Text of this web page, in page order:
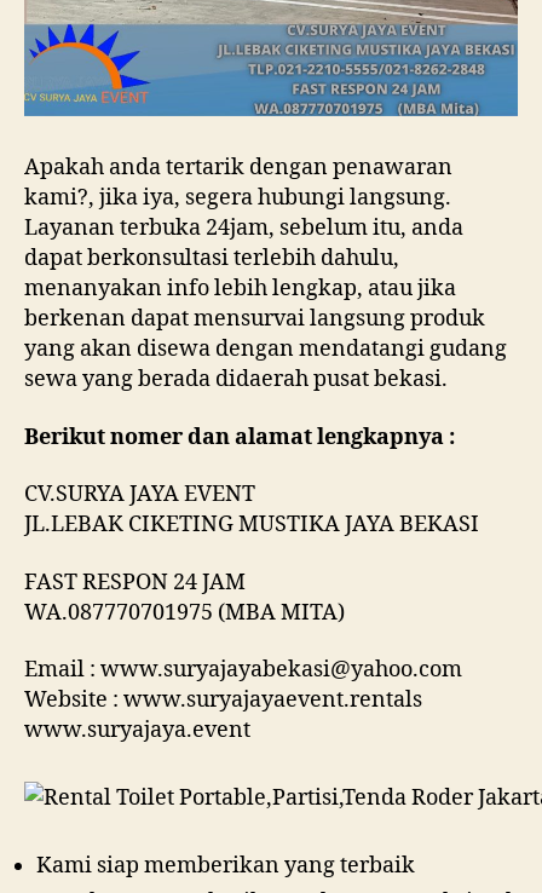
Apakah anda tertarik dengan penawaran
kami?, jika iya, segera hubungi langsung.
Layanan terbuka 24jam, sebelum itu, anda
dapat berkonsultasi terlebih dahulu,
menanyakan info lebih lengkap, atau jika
berkenan dapat mensurvai langsung produk
yang akan disewa dengan mendatangi gudang
sewa yang berada didaerah pusat bekasi.
Berikut nomer dan alamat lengkapnya :
CV.SURYA JAYA EVENT
JL.LEBAK CIKETING MUSTIKA JAYA BEKASI
FAST RESPON 24 JAM
WA.087770701975 (MBA MITA)
Email : www.suryajayabekasi@yahoo.com
Website : www.suryajayaevent.rentals
www.suryajaya.event
Kami siap memberikan yang terbaik